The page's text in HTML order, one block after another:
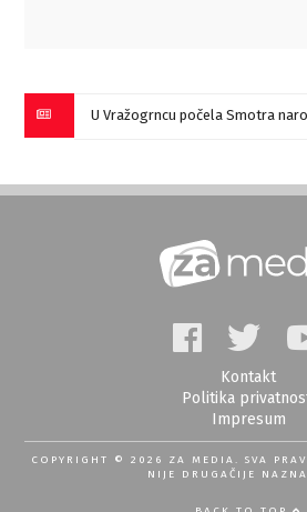
Kontakt
Politika
Impresum
COPYRIGHT © 2026 ZA MEDIA. SVA
NIJE DRUGAČIJE